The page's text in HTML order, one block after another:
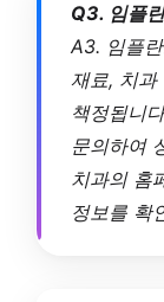
Q3. 임플
A3. 임플
재료, 치과
책정됩니
문의하여
치과의 홈
정보를 확